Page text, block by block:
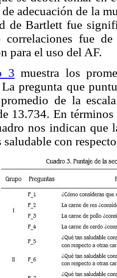
adecuación de la
de Bartlett fue
correlaciones fue
para el uso del AF.
3 muestra los
pregunta que
de la
13.734. En
nos indican que
saludable con